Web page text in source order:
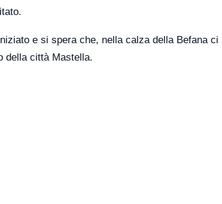
e si spera che, nella calza della Befana ci
della città Mastella.